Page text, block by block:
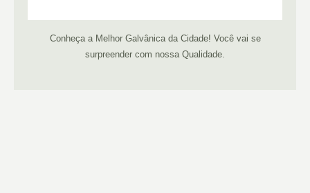
Conheça a Melhor Galvânica da Cidade! Você vai se
surpreender com nossa Qualidade.